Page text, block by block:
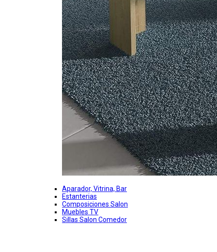
Aparador, Vitrina, Bar
Estanterias
Composiciones Salon
Muebles TV
Sillas Salon Comedor